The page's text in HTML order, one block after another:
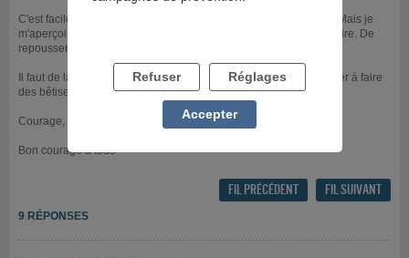
C'est facile de le dire et de le penser, c'est plus dur au quotidien. Mais je
m'aperçois que chaque jours qui passe sans jouer, c'est une victoire. De
repousser au maximum les limites à ne pas jouer.
Il faut de la volonté et des moments difficiles peuvent nous pousser à faire
des bêtises.
Courage, courage , il faut tenir.
Bon courage à tous
FIL PRÉCÉDENT FIL SUIVANT
9 RÉPONSES
Refuser Réglages
Accepter